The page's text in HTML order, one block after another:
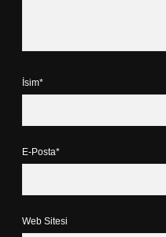
İsim*
E-Posta*
Web Sitesi